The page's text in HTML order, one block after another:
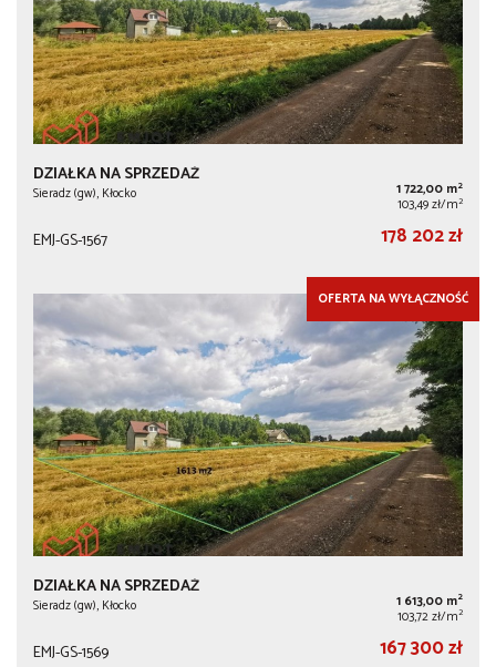
DZIAŁKA NA SPRZEDAŻ
Sieradz (gw), Kłocko 1 722,00 m2
103,49 zł/m2
EMJ-GS-1567 178 202 zł
OFERTA NA WYŁĄCZNOŚĆ
DZIAŁKA NA SPRZEDAŻ
Sieradz (gw), Kłocko 1 613,00 m2
103,72 zł/m2
EMJ-GS-1569 167 300 zł